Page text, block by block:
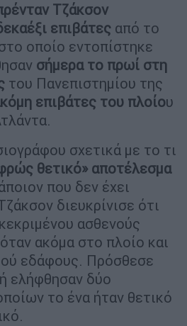
Τζάκσον
επιβάτες από το
οποίο εντοπίστηκε
σήμερα το πρωί στη
του Πανεπιστημίου της
επιβάτες του πλοίου
σχετικά με το τι
θετικό» αποτέλεσμα
που δεν έχει
διευκρίνισε ότι
ασθενούς
ακόμα στο πλοίο και
εδάφους. Πρόσθεσε
ελήφθησαν δύο
το ένα ήταν θετικό